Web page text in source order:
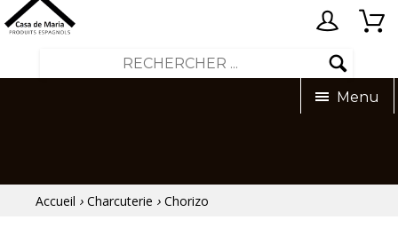
Menu
Accueil › Charcuterie › Chorizo